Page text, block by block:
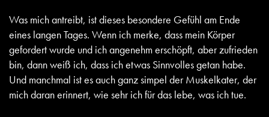
Was mich antreibt, ist dieses besondere Gefühl am Ende
eines langen Tages. Wenn ich merke, dass mein Körper
gefordert wurde und ich angenehm erschöpft, aber zufrieden
bin, dann weiß ich, dass ich etwas Sinnvolles getan habe.
Und manchmal ist es auch ganz simpel der Muskelkater, der
mich daran erinnert, wie sehr ich für das lebe, was ich tue.